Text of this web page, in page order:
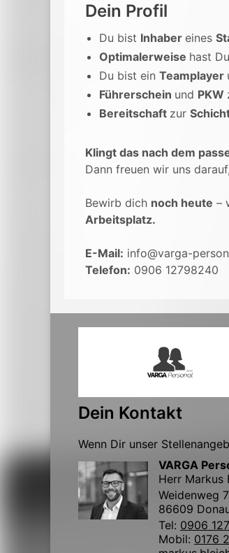
Dein Profil
Du bist Inhaber eines
Optimalerweise hast Du
Du bist ein Teamplayer
Führerschein und PKW
Bereitschaft zur
Klingt das nach dem
Dann freuen wir uns darauf,
Bewirb dich noch heute –
Arbeitsplatz.
E-Mail: info@varga-
Telefon: 0906 12798240
Dein Kontakt
Wenn Dir unser
VARGA
Herr Markus
Weidenweg 7
86609
Tel: 0906
Mobil: 0176